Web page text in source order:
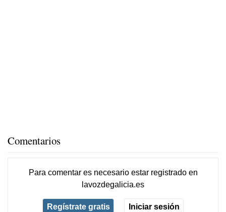
Comentarios
Para comentar es necesario estar registradoen
lavozdegalicia.es
Regístrate gratis Iniciar sesión